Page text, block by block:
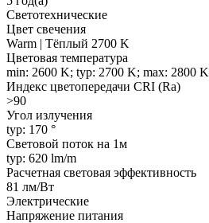
Светотехнические
Цвет свечения
Warm | Тёплый 2700 K
Цветовая температура
min: 2600 K; typ: 2700 K; max: 2800 K
Индекс цветопередачи CRI (Ra)
>90
Угол излучения
typ: 170 °
Световой поток на 1м
typ: 620 lm/m
Расчетная световая эффективность
81 лм/Вт
Электрические
Напряжение питания